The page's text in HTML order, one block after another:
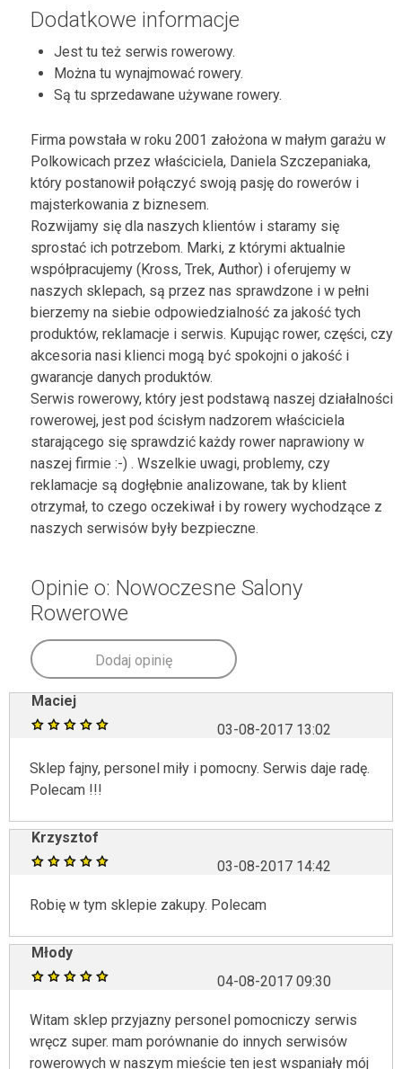
Dodatkowe informacje
Jest tu też serwis rowerowy.
Można tu wynajmować rowery.
Są tu sprzedawane używane rowery.
Firma powstała w roku 2001 założona w małym garażu w
Polkowicach przez właściciela, Daniela Szczepaniaka,
który postanowił połączyć swoją pasję do rowerów i
majsterkowania z biznesem.
Rozwijamy się dla naszych klientów i staramy się
sprostać ich potrzebom. Marki, z którymi aktualnie
współpracujemy (Kross, Trek, Author) i oferujemy w
naszych sklepach, są przez nas sprawdzone i w pełni
bierzemy na siebie odpowiedzialność za jakość tych
produktów, reklamacje i serwis. Kupując rower, części, czy
akcesoria nasi klienci mogą być spokojni o jakość i
gwarancje danych produktów.
Serwis rowerowy, który jest podstawą naszej działalności
rowerowej, jest pod ścisłym nadzorem właściciela
starającego się sprawdzić każdy rower naprawiony w
naszej firmie :-) . Wszelkie uwagi, problemy, czy
reklamacje są dogłębnie analizowane, tak by klient
otrzymał, to czego oczekiwał i by rowery wychodzące z
naszych serwisów były bezpieczne.
Opinie o: Nowoczesne Salony
Rowerowe
Dodaj opinię
Maciej
03-08-2017 13:02
Sklep fajny, personel miły i pomocny. Serwis daje radę.
Polecam !!!
Krzysztof
03-08-2017 14:42
Robię w tym sklepie zakupy. Polecam
Młody
04-08-2017 09:30
Witam sklep przyjazny personel pomocniczy serwis
wręcz super. mam porównanie do innych serwisów
rowerowych w naszym mieście ten jest wspaniały mój